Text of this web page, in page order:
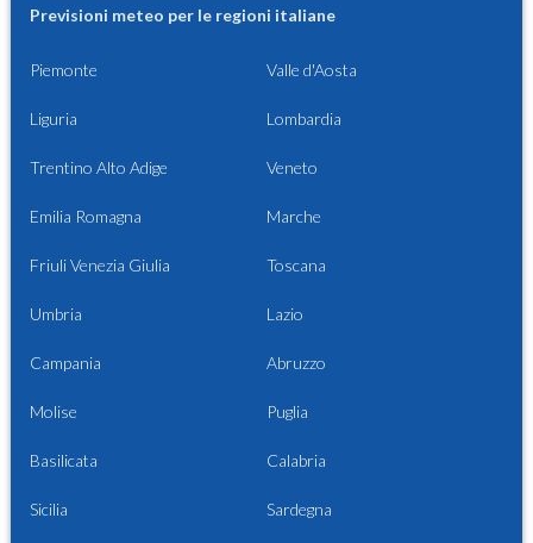
Previsioni meteo per le regioni italiane
Piemonte Valle d'Aosta
Liguria Lombardia
Trentino Alto Adige Veneto
Emilia Romagna Marche
Friuli Venezia Giulia Toscana
Umbria Lazio
Campania Abruzzo
Molise Puglia
Basilicata Calabria
Sicilia Sardegna